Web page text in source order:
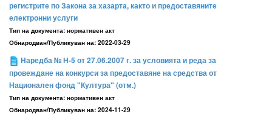
регистрите по Закона за хазарта, както и предоставяните
електронни услуги
Тип на документа: нормативен акт
Обнародван/Публикуван на: 2022-03-29
Наредба № Н-5 от 27.06.2007 г. за условията и реда за
провеждане на конкурси за предоставяне на средства от
Национален фонд "Култура" (отм.)
Тип на документа: нормативен акт
Обнародван/Публикуван на: 2024-11-29